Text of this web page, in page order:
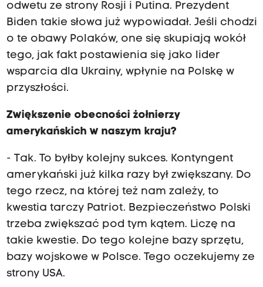
odwetu ze strony Rosji i Putina. Prezydent
Biden takie słowa już wypowiadał. Jeśli chodzi
o te obawy Polaków, one się skupiają wokół
tego, jak fakt postawienia się jako lider
wsparcia dla Ukrainy, wpłynie na Polskę w
przyszłości.
Zwiększenie obecności żołnierzy
amerykańskich w naszym kraju?
- Tak. To byłby kolejny sukces. Kontyngent
amerykański już kilka razy był zwiększany. Do
tego rzecz, na której też nam zależy, to
kwestia tarczy Patriot. Bezpieczeństwo Polski
trzeba zwiększać pod tym kątem. Liczę na
takie kwestie. Do tego kolejne bazy sprzętu,
bazy wojskowe w Polsce. Tego oczekujemy ze
strony USA.